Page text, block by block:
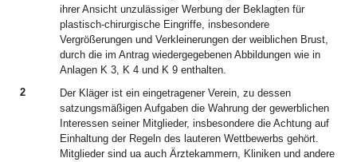
ihrer Ansicht unzulässiger Werbung der Beklagten für
plastisch-chirurgische Eingriffe, insbesondere
Vergrößerungen und Verkleinerungen der weiblichen Brust,
durch die im Antrag wiedergegebenen Abbildungen wie in
Anlagen K 3, K 4 und K 9 enthalten.
2
Der Kläger ist ein eingetragener Verein, zu dessen
satzungsmäßigen Aufgaben die Wahrung der gewerblichen
Interessen seiner Mitglieder, insbesondere die Achtung auf
Einhaltung der Regeln des lauteren Wettbewerbs gehört.
Mitglieder sind ua auch Ärztekammern, Kliniken und andere